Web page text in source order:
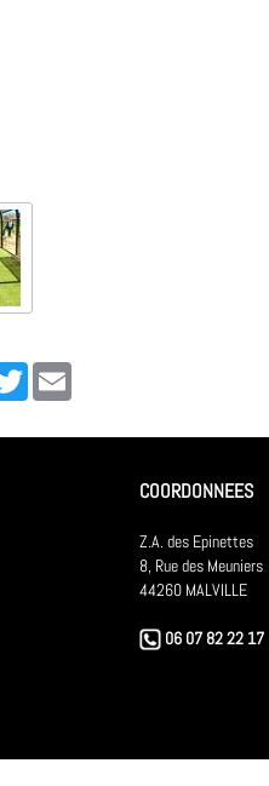
Twitter
COORDONNEES
Z.A. des Epinettes
8, Rue des Meuniers
44260 MALVILLE
06 07 82 22 17